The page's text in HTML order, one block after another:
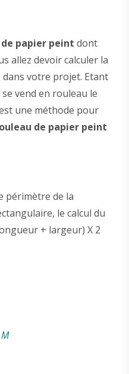
papier peint dont
allez devoir calculer la
votre projet. Etant
se vend en rouleau le
une méthode pour
de papier peint
périmètre de la
le calcul du
+ largeur) X 2